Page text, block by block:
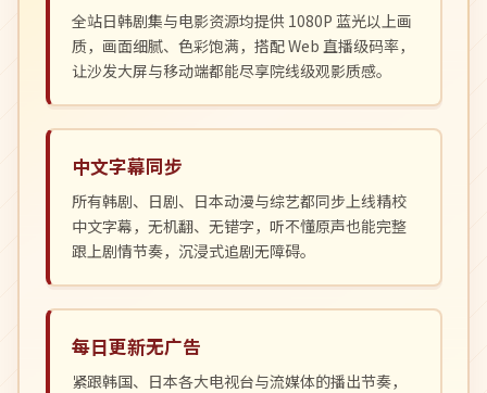
全站日韩剧集与电影资源均提供 1080P 蓝光以上画
质，画面细腻、色彩饱满，搭配 Web 直播级码率，
让沙发大屏与移动端都能尽享院线级观影质感。
中文字幕同步
所有韩剧、日剧、日本动漫与综艺都同步上线精校
中文字幕，无机翻、无错字，听不懂原声也能完整
跟上剧情节奏，沉浸式追剧无障碍。
每日更新无广告
紧跟韩国、日本各大电视台与流媒体的播出节奏，